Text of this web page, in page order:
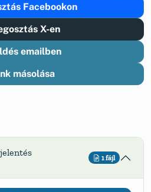
Facebookon
X-en
emailben
másolása
1 fájl